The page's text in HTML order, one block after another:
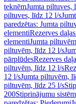
teknēmJumta piltuves,
piltuves, līdz 12 l/s
paredzētas: Jumta
elementiRezerves
elementiJumta
piltuvēm, līdz 12 l/s
pārplūdesRezerves
piltuvēm, līdz 12 l/s
12 l/sJumta piltuvēm,
piltuvēm, līdz 25 l/s
200Stiprinājumu